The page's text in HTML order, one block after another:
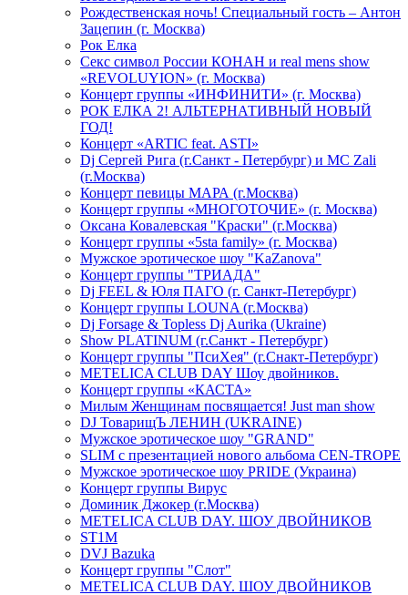
Рождественская ночь! Специальный гость – Антон
Зацепин (г. Москва)
Рок Елка
Секс символ России КОНАН и real mens show
«REVOLUYION» (г. Москва)
Концерт группы «ИНФИНИТИ» (г. Москва)
РОК ЕЛКА 2! АЛЬТЕРНАТИВНЫЙ НОВЫЙ
ГОД!
Концерт «ARTIC feat. ASTI»
Dj Сергей Рига (г.Санкт - Петербург) и MC Zali
(г.Москва)
Концерт певицы МАРА (г.Москва)
Концерт группы «МНОГОТОЧИЕ» (г. Москва)
Оксана Ковалевская "Краски" (г.Москва)
Концерт группы «5sta family» (г. Москва)
Мужское эротическое шоу "KaZanova"
Концерт группы "ТРИАДА"
Dj FEEL & Юля ПАГО (г. Санкт-Петербург)
Концерт группы LOUNA (г.Москва)
Dj Forsage & Topless Dj Aurika (Ukraine)
Show PLATINUM (г.Санкт - Петербург)
Концерт группы "ПсиХея" (г.Снакт-Петербург)
METELICA CLUB DAY Шоу двойников.
Концерт группы «КАСТА»
Милым Женщинам посвящается! Just man show
DJ ТоварищЪ ЛЕНИН (UKRAINE)
Мужское эротическое шоу "GRAND"
SLIM с презентацией нового альбома CEN-TROPE
Мужское эротическое шоу PRIDE (Украина)
Концерт группы Вирус
Доминик Джокер (г.Москва)
METELICA CLUB DAY. ШОУ ДВОЙНИКОВ
ST1M
DVJ Bazuka
Концерт группы "Слот"
METELICA CLUB DAY. ШОУ ДВОЙНИКОВ